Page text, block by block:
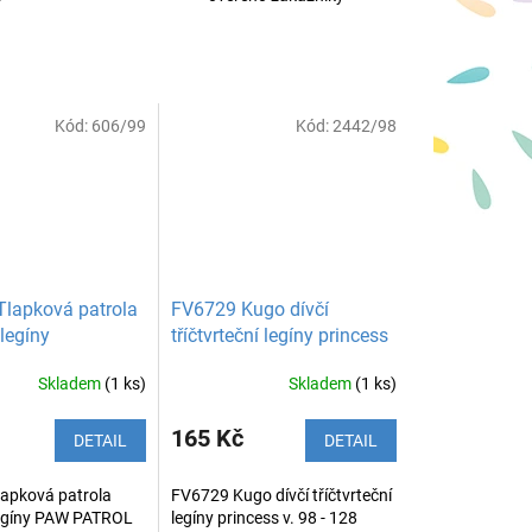
patrola
Skladem (1 ks)
DETAIL
patrola
PAW PATROL
Kód: 606/99
FV6729 Kugo dívčí
tříčtvrteční legíny princess
Skladem (1 ks)
165 Kč DETAIL
FV6729 Kugo dívčí tříčtvrteční
legíny princess v. 98 - 128
Kód:2442/98